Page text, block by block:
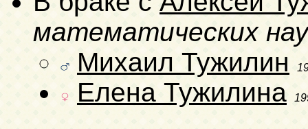
математических
Михаил Тужилин
Елена Тужилина